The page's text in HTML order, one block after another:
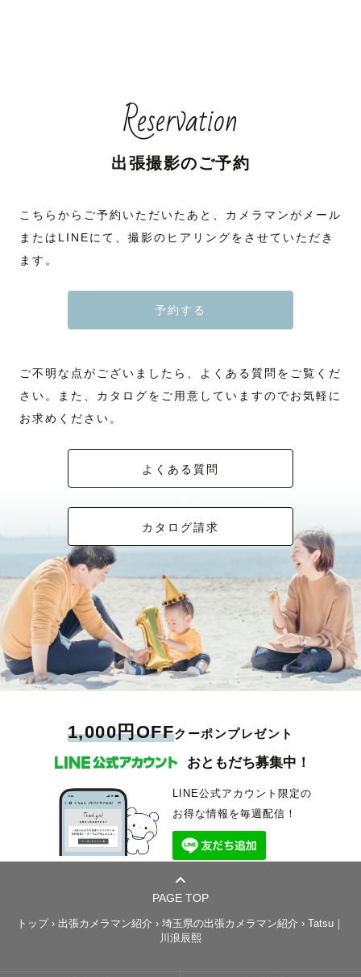
Reservation
出張撮影のご予約
こちらからご予約いただいたあと、カメラマンがメール
またはLINEにて、撮影のヒアリングをさせていただき
ます。
予約する
ご不明な点がございましたら、よくある質問をご覧くだ
さい。また、カタログをご用意していますのでお気軽に
お求めください。
よくある質問
カタログ請求
1,000円OFFクーポンプレゼント
おともだち募集中！
LINE公式アカウント限定の
お得な情報を毎週配信！
PAGE TOP
トップ › 出張カメラマン紹介 › 埼玉県の出張カメラマン紹介 ›
Tatsu｜
川浪辰熙